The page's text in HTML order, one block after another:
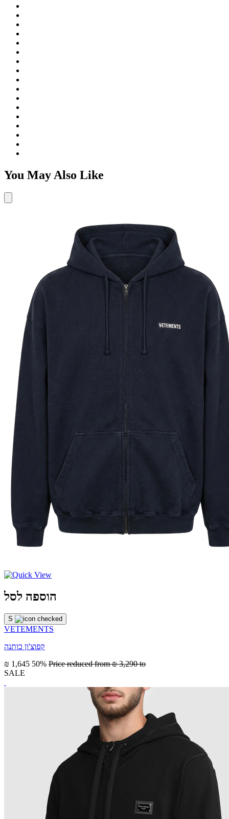
You May Also Like
הוספה לסל
S
VETEMENTS
קפוצ'ון כותנה
₪ 1,645 50% Price reduced from₪ 3,290 to
SALE